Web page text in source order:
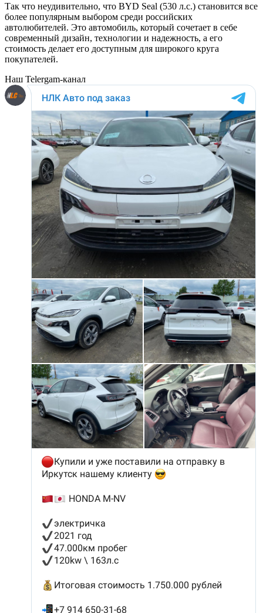
Так что неудивительно, что BYD Seal (530 л.с.) становится все
более популярным выбором среди российских
автолюбителей. Это автомобиль, который сочетает в себе
современный дизайн, технологии и надежность, а его
стоимость делает его доступным для широкого круга
покупателей.
Наш Telergam-канал